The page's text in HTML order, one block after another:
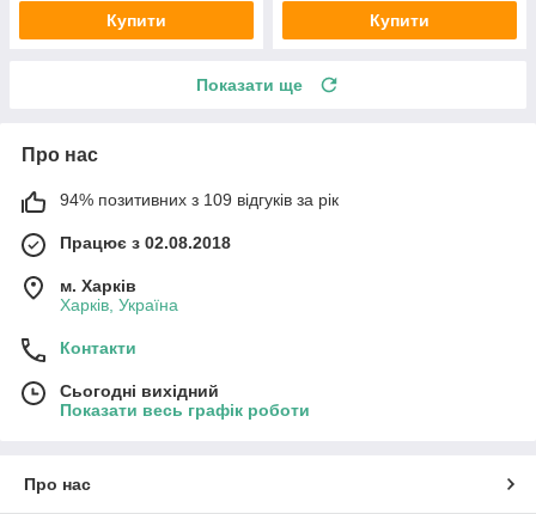
Купити Купити
Показати ще
Про нас
94% позитивних з 109 відгуків за рік
Працює з 02.08.2018
м. Харків
Харків, Україна
Контакти
Сьогодні вихідний
Показати весь графік роботи
Про нас